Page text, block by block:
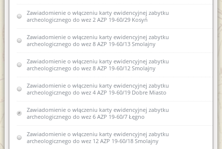
Zawiadomienie o zamiarze wyłączenia z wojewódzkiej
ewidencji zabytków karty ewidencyjnej obiektu zabytkowego
Zawiadomienie o zamiarze włączenia karty ewidencyjnej
zabytków archeologicznych lądowych do wojewódzkiej
ewidencji zabytków 23.10.2020r.
Zawiadomienie o zamiarze sporządzenia nowej karty
ewidencyjnej zabytku archeologicznego lądowego w
wojewódzkiej ewidencji zabytków 4 AZP 20-60/11 Leginy
Zawiadomienie o zamiarze włączenia karty ewidencyjnej
zabytków archeologicznych lądowych do wojewódzkiej
ewidencji zabytków AZP 25-69/22 Piecki
Zawiadomienie o wszczęciu postępowania administracyjnego w
sprawie wpisania do rejestru zabytków archeologicznych
fragmentów kamiennych dawnej zabudowy Biskupiec, dz. nr
65/10
Zawiadomienie o włączeniu karty ewidencyjnej zabytku
archeologicznego do wez 2 AZP 19-60/29 Kosyń
Zawiadomienie o włączeniu karty ewidencyjnej zabytku
archeologicznego do wez 8 AZP 19-60/13 Smolajny
Zawiadomienie o włączeniu karty ewidencyjnej zabytku
archeologicznego do wez 8 AZP 19-60/12 Smolajny
Zawiadomienie o włączeniu karty ewidencyjnej zabytku
archeologicznego do wez 4 AZP 19-60/19 Dobre Miasto
Zawiadomienie o włączeniu karty ewidencyjnej zabytku
archeologicznego do wez 6 AZP 19-60/7 Łęgno
Zawiadomienie o włączeniu karty ewidencyjnej zabytku
archeologicznego do wez 12 AZP 19-60/18 Smolajny